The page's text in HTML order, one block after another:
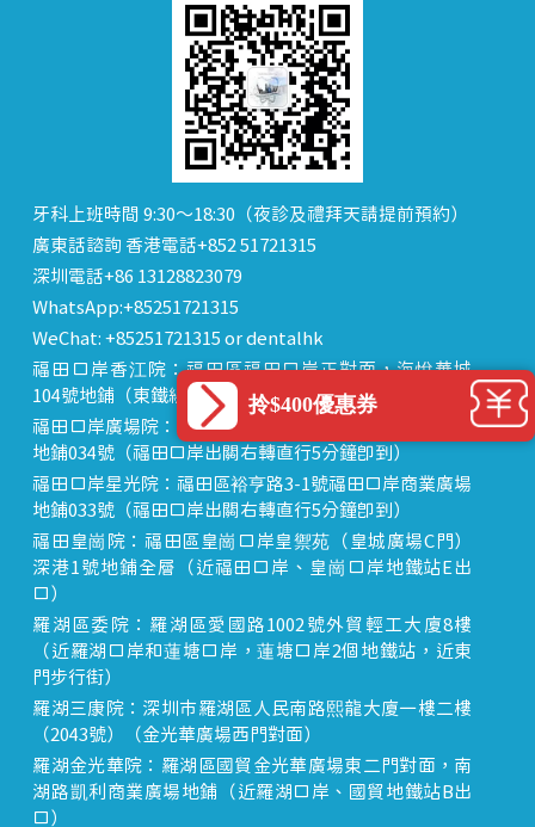
牙科上班時間 9:30～18:30（夜診及禮拜天請提前預約）
廣東話諮詢 香港電話+852 51721315
深圳電話+86 13128823079
WhatsApp:+85251721315
WeChat: +85251721315 or dentalhk
福田口岸香江院：福田區福田口岸正對面，海悅華城
104號地鋪（東鐵線落馬洲站出關對面即到）
福田口岸廣場院：福田區裕亨路3-1號福田口岸商業廣場
地鋪034號（福田口岸出關右轉直行5分鐘即到）
福田口岸星光院：福田區裕亨路3-1號福田口岸商業廣場
地鋪033號（福田口岸出關右轉直行5分鐘即到）
福田皇崗院：福田區皇崗口岸皇禦苑（皇城廣場C門）
深港1號地鋪全層（近福田口岸、皇崗口岸地鐵站E出
口）
羅湖區委院：羅湖區愛國路1002號外貿輕工大廈8樓
（近羅湖口岸和蓮塘口岸，蓮塘口岸2個地鐵站，近東
門步行街）
羅湖三康院：深圳市羅湖區人民南路熙龍大廈一樓二樓
（2043號）（金光華廣場西門對面）
羅湖金光華院：羅湖區國貿金光華廣場東二門對面，南
湖路凱利商業廣場地鋪（近羅湖口岸、國貿地鐵站B出
口）
拎$400優惠券